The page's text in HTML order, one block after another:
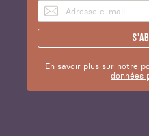
En savoir plus sur notre
données